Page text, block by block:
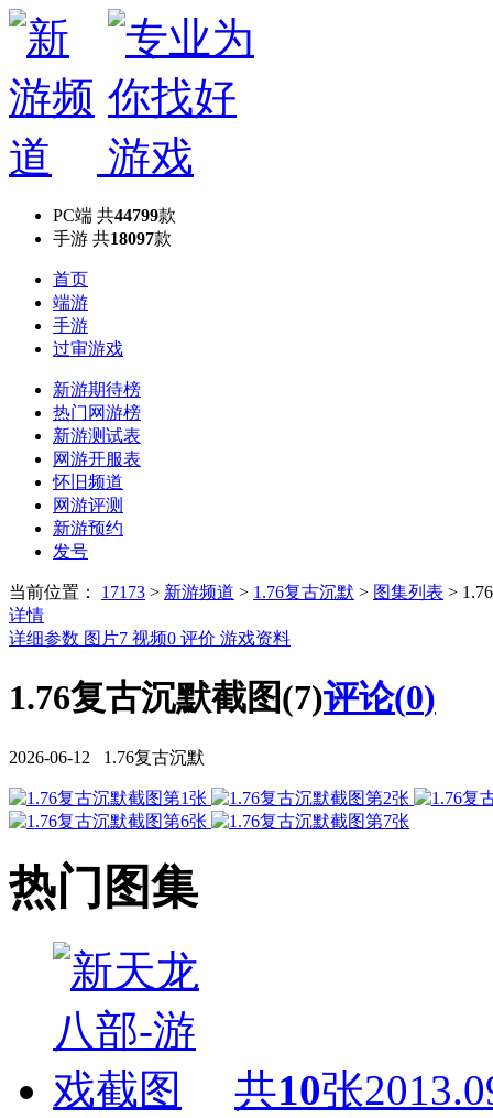
PC端 共44799款
手游 共18097款
首页
端游
手游
过审游戏
新游期待榜
热门网游榜
新游测试表
网游开服表
怀旧频道
网游评测
新游预约
发号
当前位置： 17173 > 新游频道 > 1.76复古沉默 > 图集列表 >
详情
详细参数 图片7 视频0 评价 游戏资料
1.76复古沉默截图(7)评论(0)
2026-06-12 1.76复古沉默
热门图集
共10张